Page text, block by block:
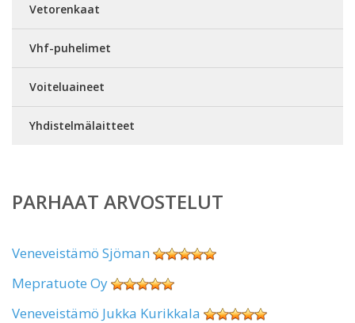
Vetorenkaat
Vhf-puhelimet
Voiteluaineet
Yhdistelmälaitteet
PARHAAT ARVOSTELUT
Veneveistämö Sjöman
Mepratuote Oy
Veneveistämö Jukka Kurikkala